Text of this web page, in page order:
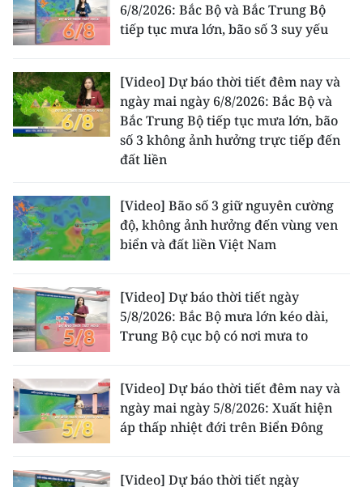
6/8/2026: Bắc Bộ và Bắc Trung Bộ
tiếp tục mưa lớn, bão số 3 suy yếu
[Video] Dự báo thời tiết đêm nay và
ngày mai ngày 6/8/2026: Bắc Bộ và
Bắc Trung Bộ tiếp tục mưa lớn, bão
số 3 không ảnh hưởng trực tiếp đến
đất liền
[Video] Bão số 3 giữ nguyên cường
độ, không ảnh hưởng đến vùng ven
biển và đất liền Việt Nam
[Video] Dự báo thời tiết ngày
5/8/2026: Bắc Bộ mưa lớn kéo dài,
Trung Bộ cục bộ có nơi mưa to
[Video] Dự báo thời tiết đêm nay và
ngày mai ngày 5/8/2026: Xuất hiện
áp thấp nhiệt đới trên Biển Đông
[Video] Dự báo thời tiết ngày